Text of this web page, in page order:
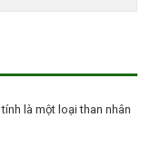
là một loại than nhân